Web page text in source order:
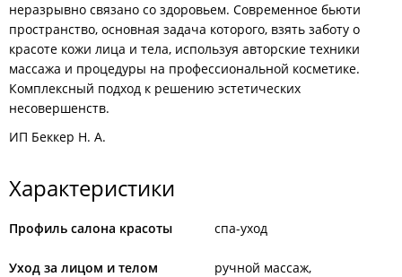
неразрывно связано со здоровьем. Современное бьюти
пространство, основная задача которого, взять заботу о
красоте кожи лица и тела, используя авторские техники
массажа и процедуры на профессиональной косметике.
Комплексный подход к решению эстетических
несовершенств.
ИП Беккер Н. А.
Характеристики
Профиль салона красоты спа-уход
Уход за лицом и телом
ручной массаж